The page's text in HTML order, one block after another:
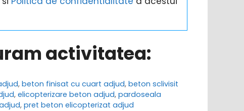
activitatea:
,beton finisat cu cuart adjud,beton sclivisit
, elicopterizare beton adjud, pardoseala
, pret beton elicopterizat adjud